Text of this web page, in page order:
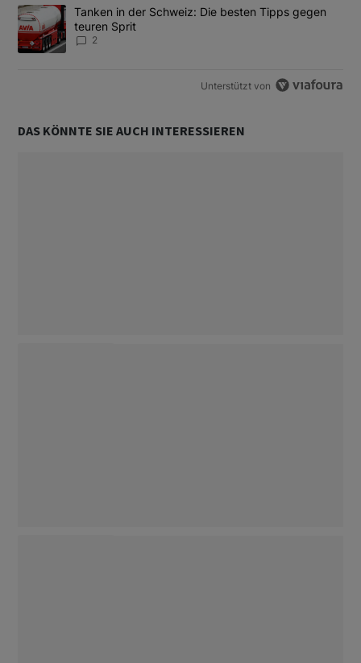
Ein Trendartikel mit dem Titel "Tanken in der Schweiz: Die
Tanken in der Schweiz: Die besten Tipps gegen
teuren Sprit
2
Unterstützt von
DAS KÖNNTE SIE AUCH INTERESSIEREN